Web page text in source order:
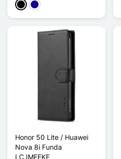
NegroAzul oscuro
Honor 50 Lite / Huawei
Nova 8i Funda
LC.IMEEKE